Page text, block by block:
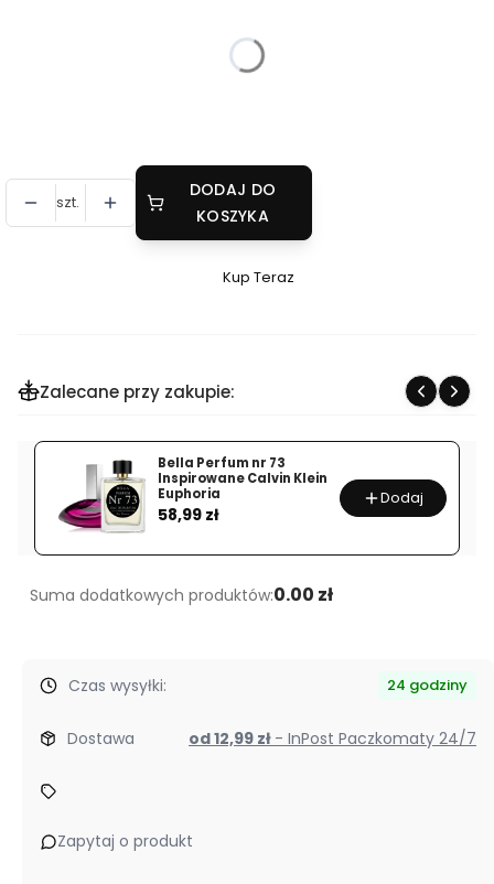
szt.
DODAJ DO
KOSZYKA
Szybki
nr
120
Rabanne
Victory
Kup Teraz
Zalecane przy zakupie:
Bella Perfum nr 73
Inspirowane Calvin Klein
Euphoria
Cena
58,99 zł
Dodaj
Suma dodatkowych produktów:0.00 zł
Czas wysyłki: 24 godziny
Dostawa od 12,99 zł - InPost Paczkomaty 24/7
Zapytaj o produkt